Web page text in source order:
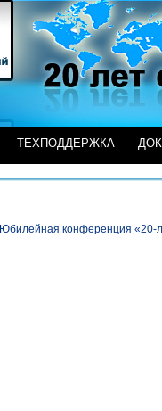
ТЕХПОДДЕРЖКА
Юбилейная конференция «20-